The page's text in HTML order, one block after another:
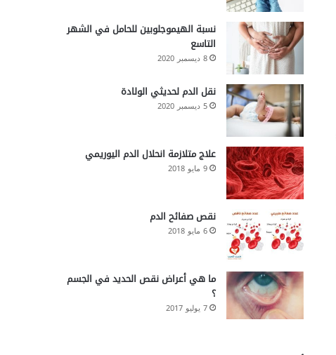
نسبة الهيموجلوبين للحامل في الشهر
التاسع
8 ديسمبر 2020
نقل الدم لحديثي الولادة
5 ديسمبر 2020
علاج متلازمة انحلال الدم اليوريمي
9 مايو 2018
نقص صفائح الدم
6 مايو 2018
ما هي أعراض نقص الحديد في الجسم
؟
7 يوليو 2017